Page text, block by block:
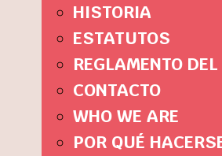
HISTORIA
ESTATUTOS
REGLAMENTO
CONTACTO
WHO WE ARE
POR QUÉ